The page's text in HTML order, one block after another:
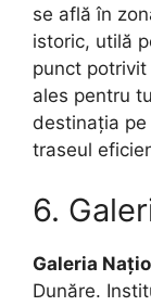
se află în
istoric, utilă
punct
ales pentru
destinația
traseul
6.
Galeria
Dunăre.